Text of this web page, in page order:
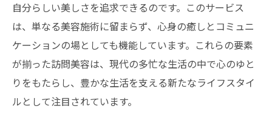
ント
事前に確認しておきたい訪問美容の料金プ
ラン
訪問美容の魅力を最大限に活かす方法：東京都
での体験談
自分らしい美しさを追求できるのです。このサービス
は、単なる美容施術に留まらず、心身の癒しとコミュニ
ケーションの場としても機能しています。これらの要素
が揃った訪問美容は、現代の多忙な生活の中で心のゆと
りをもたらし、豊かな生活を支える新たなライフスタイ
ルとして注目されています。